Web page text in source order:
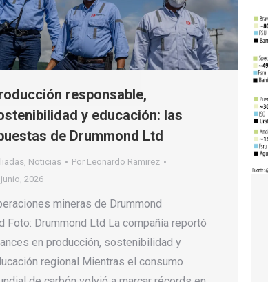
responsable,
y educación: las
de Drummond Ltd
, Noticias Por Leonardo Ramirez
2026
mineras de Drummond
Foto: Drummond Ltd La compañía reportó
en producción, sostenibilidad y
regional Mientras el consumo